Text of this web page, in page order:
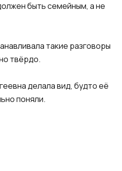
быть семейным, а не
такие разговоры
твёрдо.
делала вид, будто её
поняли.